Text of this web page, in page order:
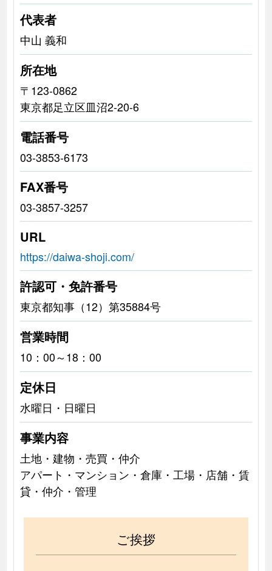
代表者
中山 義和
所在地
〒123-0862
東京都足立区皿沼2-20-6
電話番号
03-3853-6173
FAX番号
03-3857-3257
URL
https://daiwa-shoji.com/
許認可・免許番号
東京都知事（12）第35884号
営業時間
10：00～18：00
定休日
水曜日・日曜日
事業内容
土地・建物・売買・仲介
アパート・マンション・倉庫・工場・店舗・賃
貸・仲介・管理
ご挨拶